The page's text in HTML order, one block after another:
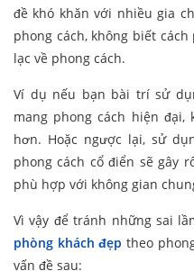
đề khó khăn với nhiều gia
phong cách, không biết
lạc về phong cách.
Ví dụ nếu bạn bài trí sử
mang phong cách hiện
hơn. Hoặc ngược lại, sử
phong cách cổ điển sẽ gây
phù hợp với không gian
Vì vậy để tránh những sai
phòng khách đẹp theo
vấn đề sau: